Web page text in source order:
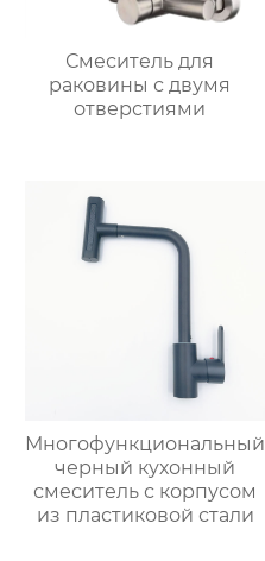
Смеситель для
раковины с двумя
отверстиями
Многофункциональный
черный кухонный
смеситель с корпусом
из пластиковой стали